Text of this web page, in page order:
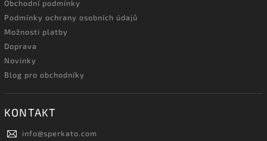
Obchodní podmínky
Podmínky ochrany osobních údajů
Možnosti platby
Doprava
Novinky
Blog pro obchodníky
KONTAKT
info@sperkato.com